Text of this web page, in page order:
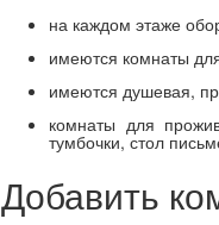
на каждом этаже
имеются комнаты
имеются душевая,
комнаты для
тумбочки, стол
Добавить